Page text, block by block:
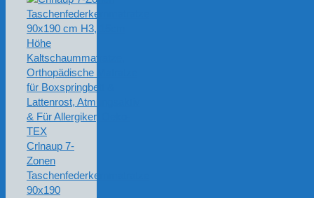
Crlnaup 7-
Zonen
Taschenfederkernmatratze
90x190